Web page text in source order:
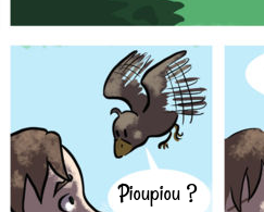
Pioupiou ?